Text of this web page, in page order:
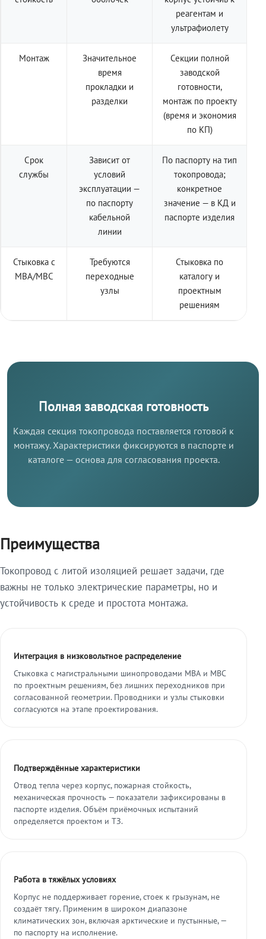
реагентам и
ультрафиолету
Монтаж
Значительное
время
прокладки и
разделки
Секции полной
заводской
готовности,
монтаж по проекту
(время и экономия
по КП)
Срок
службы
Зависит от
условий
эксплуатации —
по паспорту
кабельной
линии
По паспорту на тип
токопровода;
конкретное
значение — в КД и
паспорте изделия
Стыковка с
МВА/МВС
Требуются
переходные
узлы
Стыковка по
каталогу и
проектным
решениям
Полная заводская готовность
Каждая секция токопровода поставляется готовой к
монтажу. Характеристики фиксируются в паспорте и
каталоге — основа для согласования проекта.
Преимущества
Токопровод с литой изоляцией решает задачи, где
важны не только электрические параметры, но и
устойчивость к среде и простота монтажа.
Интеграция в низковольтное распределение
Стыковка с магистральными шинопроводами МВА и МВС
по проектным решениям, без лишних переходников при
согласованной геометрии. Проводники и узлы стыковки
согласуются на этапе проектирования.
Подтверждённые характеристики
Отвод тепла через корпус, пожарная стойкость,
механическая прочность — показатели зафиксированы в
паспорте изделия. Объём приёмочных испытаний
определяется проектом и ТЗ.
Работа в тяжёлых условиях
Корпус не поддерживает горение, стоек к грызунам, не
создаёт тягу. Применим в широком диапазоне
климатических зон, включая арктические и пустынные, —
по паспорту на исполнение.